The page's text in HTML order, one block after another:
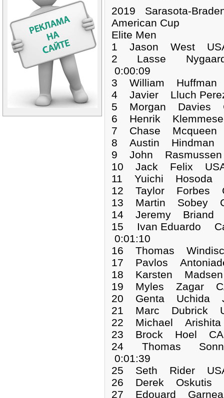
2019 Sarasota-
American Cup
Elite Men
1 Jason West
2 Lasse
0:00:09
3 William Huffman
4 Javier Lluch
5 Morgan Davies
6 Henrik
7 Chase Mcqueen
8 Austin Hindman
9 John
10 Jack Felix
11 Yuichi Hosoda
12 Taylor Forbes
13 Martin Sobey
14 Jeremy Briand
15 Ivan Eduardo
0:01:10
16 Thomas
17 Pavlos
18 Karsten
19 Myles Zagar
20 Genta Uchida
21 Marc Dubrick
22 Michael
23 Brock Hoel
24 Thomas
0:01:39
25 Seth Rider
26 Derek Oskutis
27 Edouard